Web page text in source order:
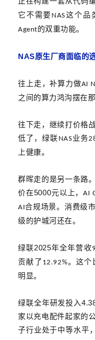
它不需要 NAS这个品
Agent的双重功能。
NAS原生厂商面临的
往上走，补算力做AI
之间的算力鸿沟摆在
往下走，继续打价格
低了，绿联 NAS业务
上健康。
群晖走的是另一条路
价在5000元以上，AI
AI合规场景。消费级
级的护城河还在。
绿联2025年全年营收
贡献了 12.92%。这个
明显。
绿联全年研发投入4.3
家以充电配件起家的
子行业处于中等水平